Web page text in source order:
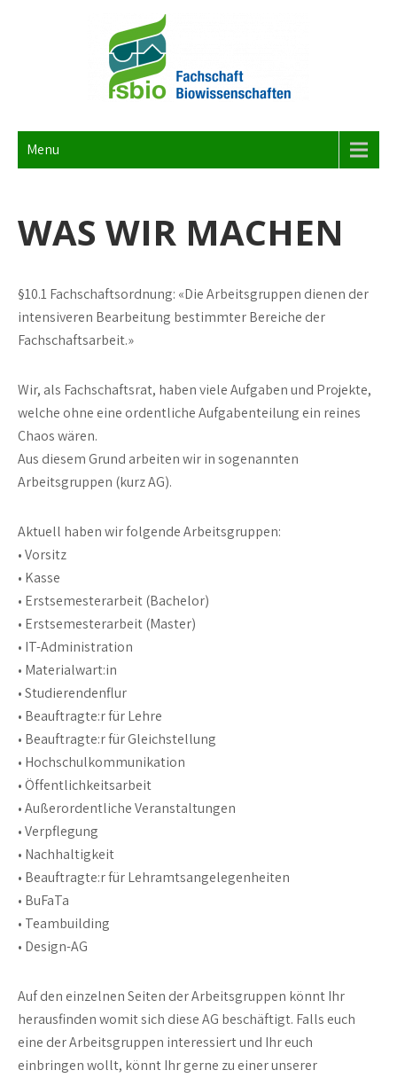
FACHSCHAFT
Menu
WAS WIR MACHEN
§10.1 Fachschaftsordnung: «Die Arbeitsgruppen dienen der
intensiveren Bearbeitung bestimmter Bereiche der
Fachschaftsarbeit.»
Wir, als Fachschaftsrat, haben viele Aufgaben und Projekte,
welche ohne eine ordentliche Aufgabenteilung ein reines
Chaos wären.
Aus diesem Grund arbeiten wir in sogenannten
Arbeitsgruppen (kurz AG).
Aktuell haben wir folgende Arbeitsgruppen:
• Vorsitz
• Kasse
• Erstsemesterarbeit (Bachelor)
• Erstsemesterarbeit (Master)
• IT-Administration
• Materialwart:in
• Studierendenflur
• Beauftragte:r für Lehre
• Beauftragte:r für Gleichstellung
• Hochschulkommunikation
• Öffentlichkeitsarbeit
• Außerordentliche Veranstaltungen
• Verpflegung
• Nachhaltigkeit
• Beauftragte:r für Lehramtsangelegenheiten
• BuFaTa
• Teambuilding
• Design-AG
Auf den einzelnen Seiten der Arbeitsgruppen könnt Ihr
herausfinden womit sich diese AG beschäftigt. Falls euch
eine der Arbeitsgruppen interessiert und Ihr euch
einbringen wollt, könnt Ihr gerne zu einer unserer